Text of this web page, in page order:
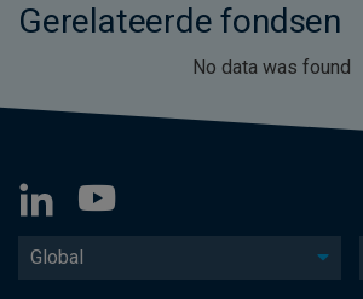
Gerelateerde fondsen
No data was found
Global